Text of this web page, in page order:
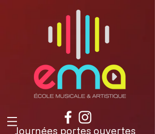
Journées portes ouvertes